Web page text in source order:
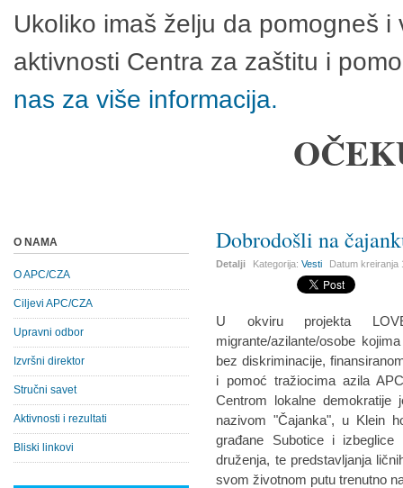
Ukoliko imaš želju da pomogneš
aktivnosti Centra za zaštitu i
nas za više informacija.
Dobrodošli na
Detalji Kategorija:Vesti Datum kreiranja
U okviru projekta
migrante/azilante/osobe
bez diskriminacije,
i pomoć tražiocima azila
Centrom lokalne demokratije
nazivom "Čajanka", u Klein
građane Subotice i
druženja, te predstavljanja
svom životnom putu trenutno
O NAMA
O APC/CZA
Ciljevi APC/CZA
Upravni odbor
Izvršni direktor
Stručni savet
Aktivnosti i rezultati
Bliski linkovi